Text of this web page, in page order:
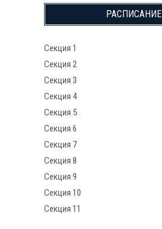
РАСПИСАНИЕ
Секция 1
Секция 2
Секция 3
Секция 4
Секция 5
Секция 6
Секция 7
Секция 8
Секция 9
Секция 10
Секция 11